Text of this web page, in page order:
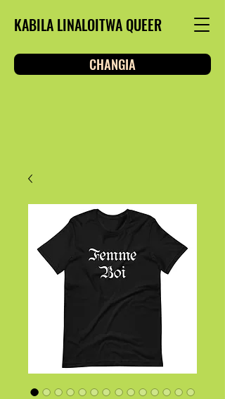
KABILA LINALOITWA QUEER
CHANGIA